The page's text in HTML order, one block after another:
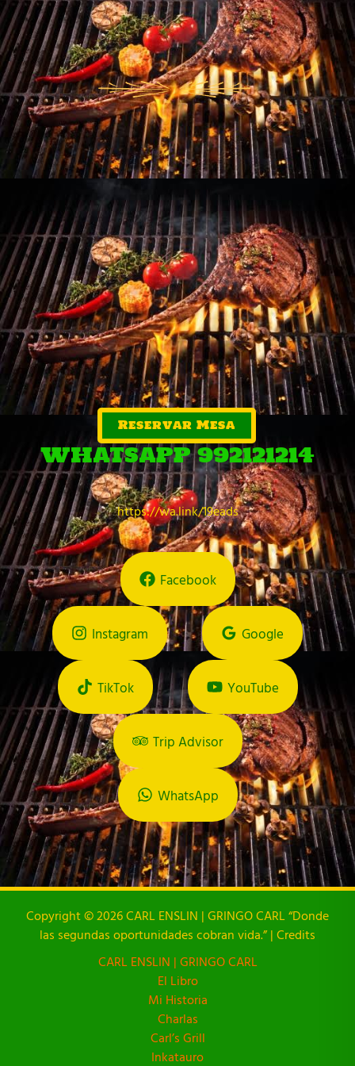
Reservar Mesa
WHATSAPP 992121214
https://wa.link/19eads
Facebook
Instagram Google
TikTok YouTube
Trip Advisor
WhatsApp
Copyright © 2026 CARL ENSLIN | GRINGO CARL “Donde
las segundas oportunidades cobran vida.” | Credits
CARL ENSLIN | GRINGO CARL
El Libro
Mi Historia
Charlas
Carl’s Grill
Inkatauro